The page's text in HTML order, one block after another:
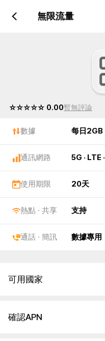
+ 低速無限流量
☆☆☆☆☆ 0.00暫無評論
數據 每日2GB
通訊網路 5G · LTE
使用期限 20天
熱點 · 共享 支持
通話 · 簡訊 數據專用
可用國家
確認APN